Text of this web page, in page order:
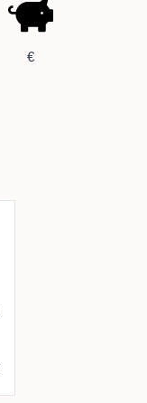
€